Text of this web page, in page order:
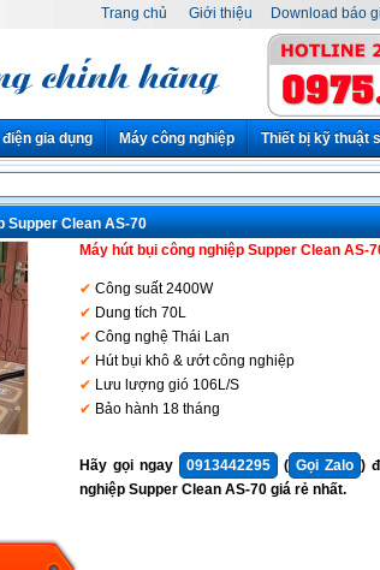
Trang chủ Giới thiệu Download báo
gia dụng Máy công nghiệp Thiết bị kỹ thuật
Supper Clean AS-70
Máy hút bụi công nghiệp Supper Clean AS-
Công suất 2400W
Dung tích 70L
Công nghệ Thái Lan
Hút bụi khô & ướt công nghiệp
Lưu lượng gió 106L/S
Bảo hành 18 tháng
Hãy gọi ngay 0913442295 ( Gọi Zalo )
nghiệp Supper Clean AS-70 giá rẻ nhất.